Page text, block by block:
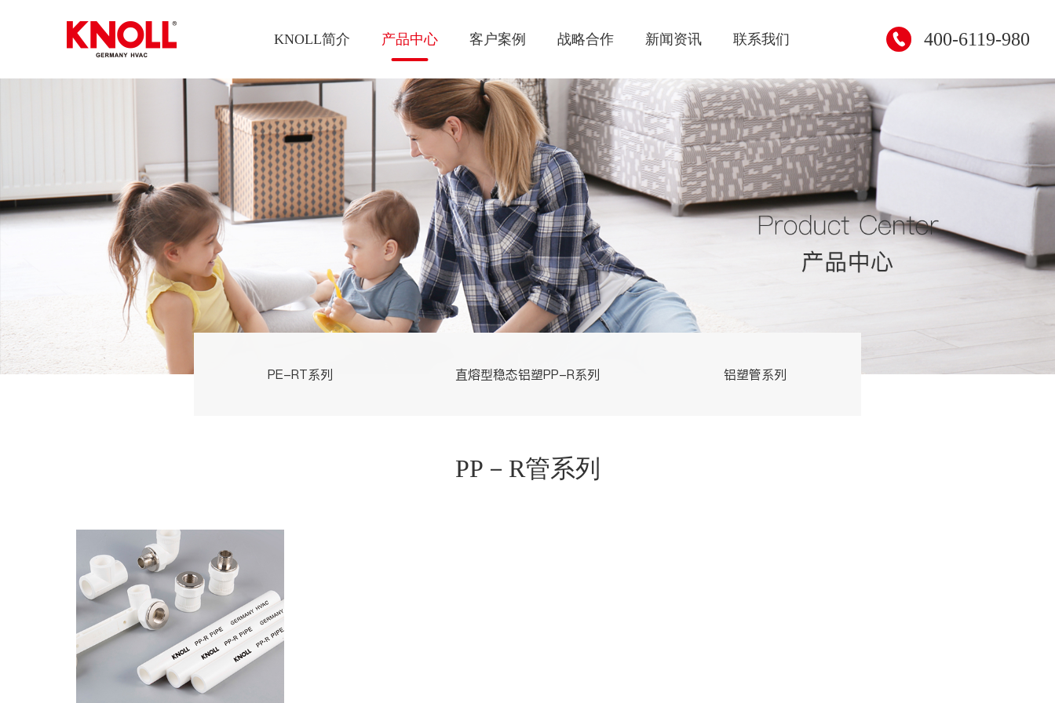
KNOLL简介 产品中心 客户案例 战略合作 新闻资讯 联系我们 400-6119-980
PE-RT系列 直熔型稳态铝塑PP-R系列 铝塑管系列 交联管系列
PP－R管系列